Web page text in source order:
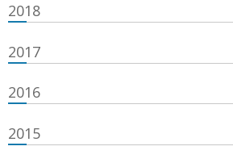
2018
2017
2016
2015